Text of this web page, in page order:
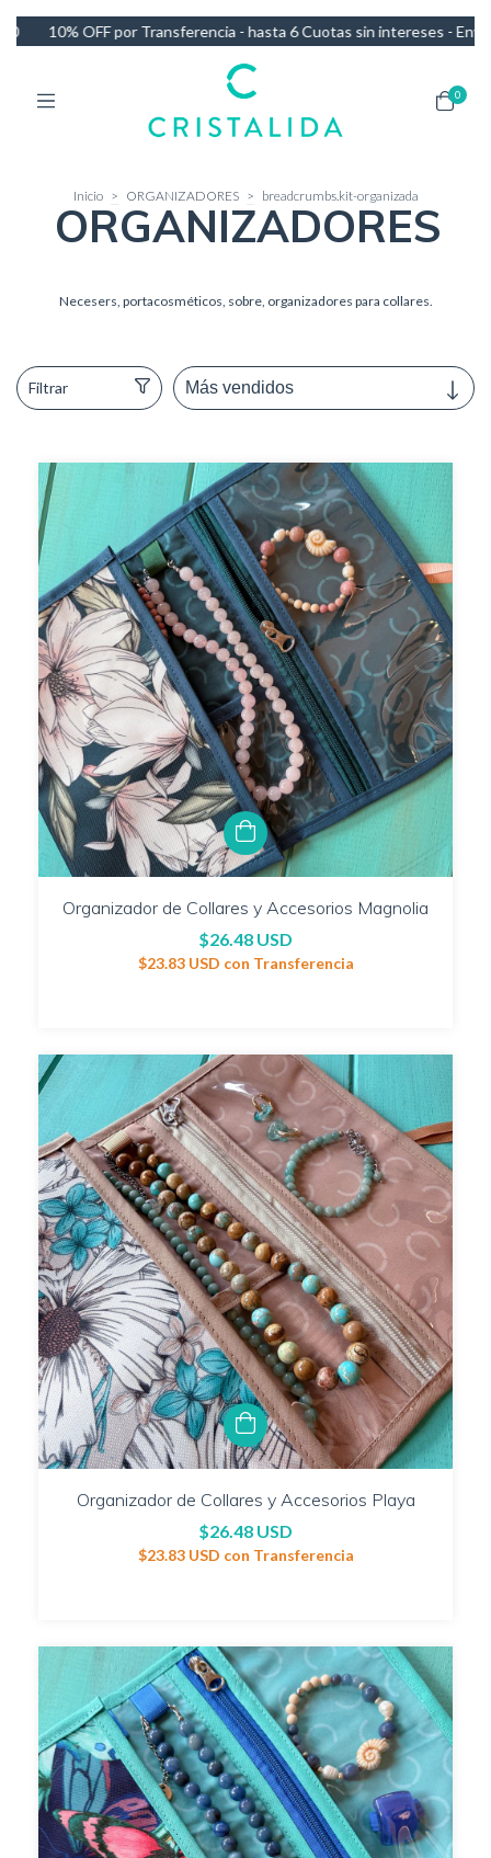
- hasta 6 Cuotas sin intereses - Envío GRATIS en compras de
0
Inicio > ORGANIZADORES > breadcrumbs.kit-organizada
ORGANIZADORES
Necesers, portacosméticos, sobre, organizadores para collares.
Filtrar
Organizador de Collares y Accesorios Magnolia
$26.48 USD
$23.83 USD con Transferencia
Organizador de Collares y Accesorios Playa
$26.48 USD
$23.83 USD con Transferencia